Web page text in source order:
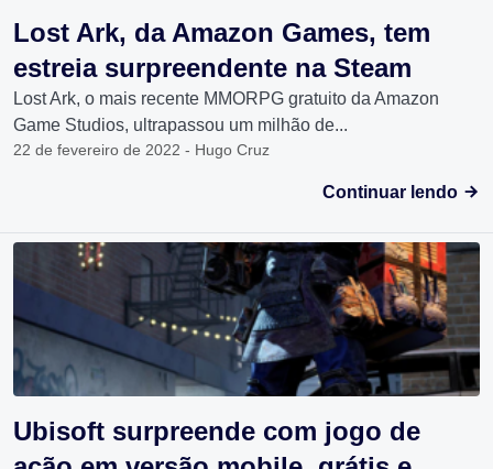
Lost Ark, da Amazon Games, tem
estreia surpreendente na Steam
Lost Ark, o mais recente MMORPG gratuito da Amazon
Game Studios, ultrapassou um milhão de...
22 de fevereiro de 2022 - Hugo Cruz
Continuar lendo
Ubisoft surpreende com jogo de